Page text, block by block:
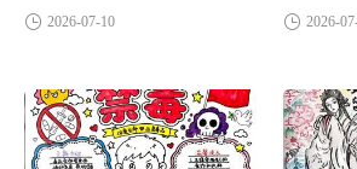
2026-07-10 2026-